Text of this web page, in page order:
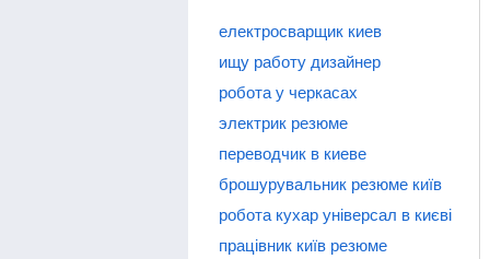
електросварщик киев
ищу работу дизайнер
робота у черкасах
электрик резюме
переводчик в киеве
брошурувальник резюме київ
робота кухар універсал в києві
працівник київ резюме